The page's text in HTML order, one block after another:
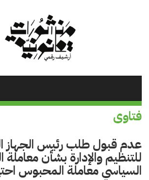
فتاوى
عدم قبول طلب رئيس الجهاز
للتنظيم والإدارة بشأن معاملة
السياسي معاملة المحبوس